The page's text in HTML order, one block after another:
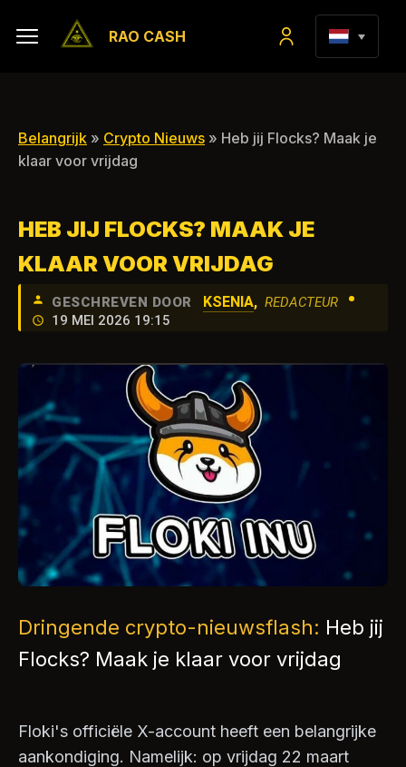
RAO CASH
Belangrijk » Crypto Nieuws » Heb jij Flocks? Maak je
klaar voor vrijdag
HEB JIJ FLOCKS? MAAK JE
KLAAR VOOR VRIJDAG
GESCHREVEN DOOR KSENIA, REDACTEUR •
19 MEI 2026 19:15
Dringende crypto-nieuwsflash: Heb jij
Flocks? Maak je klaar voor vrijdag
Floki's officiële X-account heeft een belangrijke
aankondiging. Namelijk: op vrijdag 22 maart